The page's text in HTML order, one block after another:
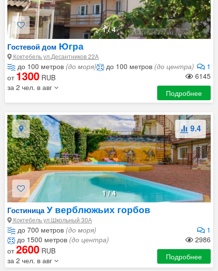
1/4
Гостевой дом Югра
Коктебель ул.Десантников 22А
до 100 метров (до моря) 1
до 100 метров (до центра)
6145
от 1300 RUB
за 2 чел. в авг
Подробнее
1/4
9.4
ГостиницаУ верблюжьих горбов
Коктебель ул.Школьный 30А
до 700 метров (до моря)
1
до 1500 метров (до центра)
2986
от2600 RUB
за 2 чел. в авг
Подробнее